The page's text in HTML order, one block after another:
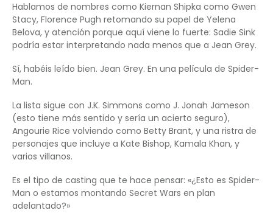
Hablamos de nombres como Kiernan Shipka como Gwen
Stacy, Florence Pugh retomando su papel de Yelena
Belova, y atención porque aquí viene lo fuerte: Sadie Sink
podría estar interpretando nada menos que a Jean Grey.
Sí, habéis leído bien. Jean Grey. En una película de Spider-
Man.
La lista sigue con J.K. Simmons como J. Jonah Jameson
(esto tiene más sentido y sería un acierto seguro),
Angourie Rice volviendo como Betty Brant, y una ristra de
personajes que incluye a Kate Bishop, Kamala Khan, y
varios villanos.
Es el tipo de casting que te hace pensar: «¿Esto es Spider-
Man o estamos montando Secret Wars en plan
adelantado?»